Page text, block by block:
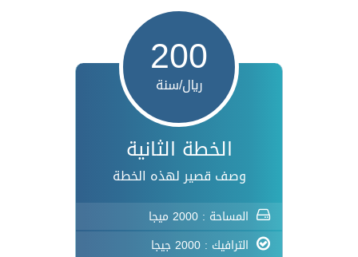
200
ريال/سنة
الخطة الثانية
وصف قصير لهذه الخطة
المساحة : 2000 ميجا
الترافيك : 2000 جيجا